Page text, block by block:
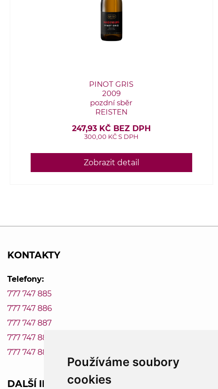
Používáme soubory
cookies
PINOT GRIS
2009
pozdní sběr
REISTEN
247,93 KČ BEZ DPH
300,00 KČ S DPH
Zobrazit detail
KONTAKTY
Telefony:
777 747 885
777 747 886
777 747 887
777 747 888
777 747 889
DALŠÍ INFORMACE